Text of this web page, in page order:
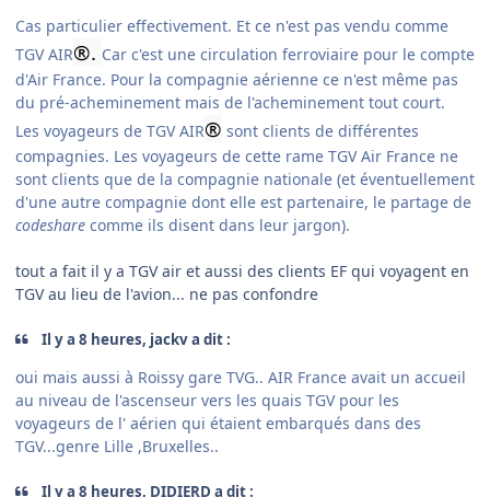
Cas particulier effectivement. Et ce n'est pas vendu comme
TGV AIR®. Car c'est une circulation ferroviaire pour le compte
d'Air France. Pour la compagnie aérienne ce n'est même pas
du pré-acheminement mais de l'acheminement tout court.
Les voyageurs de TGV AIR® sont clients de différentes
compagnies. Les voyageurs de cette rame TGV Air France ne
sont clients que de la compagnie nationale (et éventuellement
d'une autre compagnie dont elle est partenaire, le partage de
codeshare comme ils disent dans leur jargon).
tout a fait il y a TGV air et aussi des clients EF qui voyagent en
TGV au lieu de l'avion... ne pas confondre
Il y a 8 heures, jackv a dit :
oui mais aussi à Roissy gare TVG.. AIR France avait un accueil
au niveau de l'ascenseur vers les quais TGV pour les
voyageurs de l' aérien qui étaient embarqués dans des
TGV...genre Lille ,Bruxelles..
Il y a 8 heures, DIDIERD a dit :